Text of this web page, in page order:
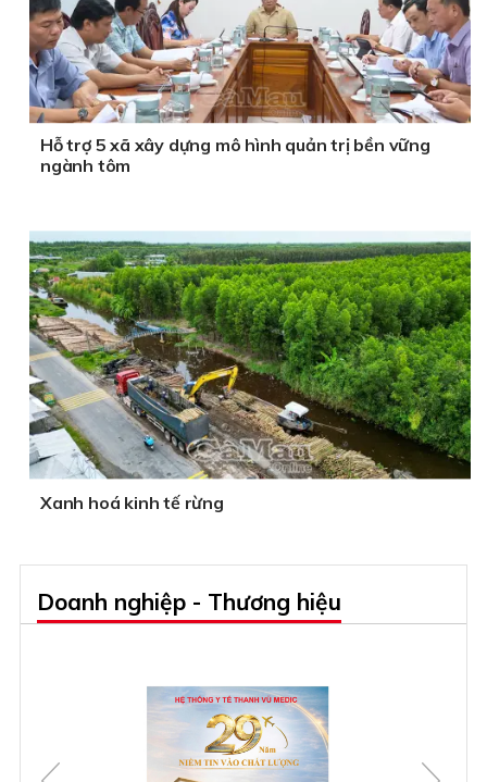
Hỗ trợ 5 xã xây dựng mô hình quản trị bền vững
ngành tôm
Xanh hoá kinh tế rừng
Doanh nghiệp - Thương hiệu